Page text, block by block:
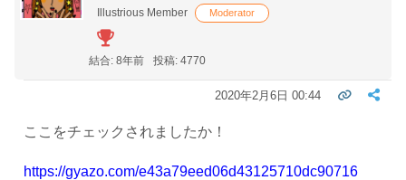
Illustrious Member
Moderator
結合: 8年前 投稿: 4770
2020年2月6日 00:44
ここをチェックされましたか！
https://gyazo.com/e43a79eed06d43125710dc90716